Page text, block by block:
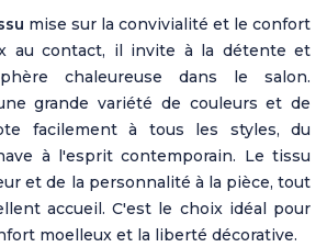
mise sur la convivialité et le confort
au contact, il invite à la détente et
chaleureuse dans le salon.
grande variété de couleurs et de
facilement à tous les styles, du
à l'esprit contemporain. Le tissu
et de la personnalité à la pièce, tout
accueil. C'est le choix idéal pour
moelleux et la liberté décorative.